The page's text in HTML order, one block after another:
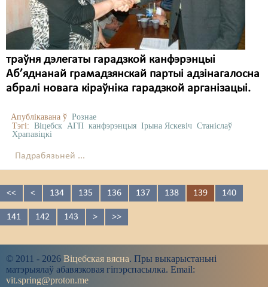
траўня дэлегаты гарадзкой канфэрэнцыі
Аб’яднанай грамадзянскай партыі адзінагалосна
абралі новага кіраўніка гарадзкой арганізацыі.
Апублікавана ў Рознае
Тэгі: Віцебск АГП канфэрэнцыя Ірына Яскевіч Станіслаў
Храпавіцкі
Падрабязьней ...
<< < 134 135 136 137 138 139 140
141 142 143 > >>
© 2011 - 2026 Віцебская вясна. Пры выкарыстаньні
матэрыялаў абавязковая гіпэрспасылка. Email:
vit.spring@proton.me